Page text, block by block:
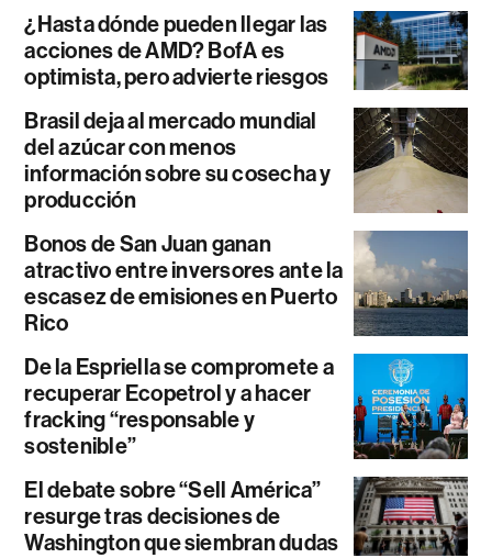
¿Hasta dónde pueden llegar las
acciones de AMD? BofA es
optimista, pero advierte riesgos
Brasil deja al mercado mundial
del azúcar con menos
información sobre su cosecha y
producción
Bonos de San Juan ganan
atractivo entre inversores ante la
escasez de emisiones en Puerto
Rico
De la Espriella se compromete a
recuperar Ecopetrol y a hacer
fracking “responsable y
sostenible”
El debate sobre “Sell América”
resurge tras decisiones de
Washington que siembran dudas